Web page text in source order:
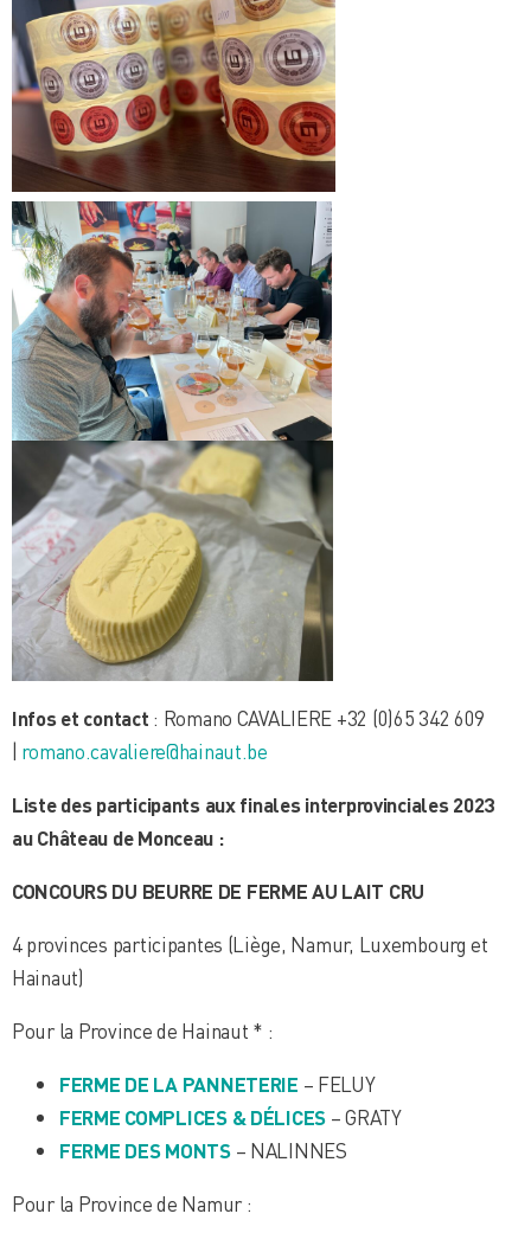
Infos et contact : Romano CAVALIERE +32 (0)65 342 609
| romano.cavaliere@hainaut.be
Liste des participants aux finales interprovinciales 2023
au Château de Monceau :
CONCOURS DU BEURRE DE FERME AU LAIT CRU
4 provinces participantes (Liège, Namur, Luxembourg et
Hainaut)
Pour la Province de Hainaut * :
FERME DE LA PANNETERIE – FELUY
FERME COMPLICES & DÉLICES – GRATY
FERME DES MONTS– NALINNES
Pour la Province de Namur :